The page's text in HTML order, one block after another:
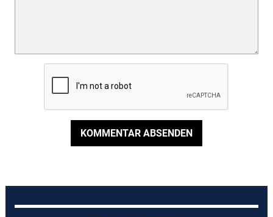
KOMMENTAR ABSENDEN